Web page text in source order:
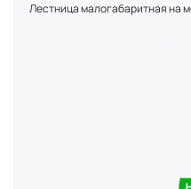
Лестница малогабаритная на